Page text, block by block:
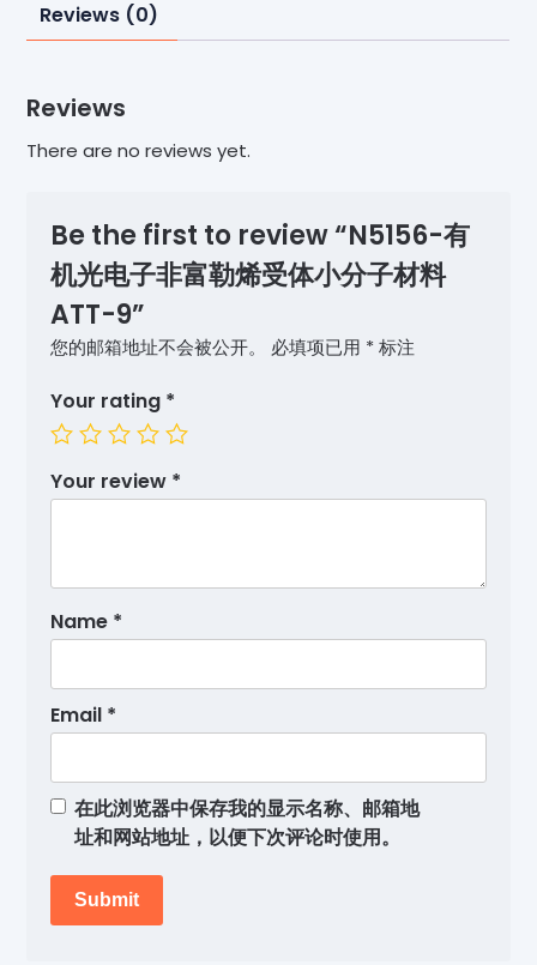
Reviews (0)
Reviews
There are no reviews yet.
Be the first to review “N5156-有
机光电子非富勒烯受体小分子材料
ATT-9”
您的邮箱地址不会被公开。 必填项已用 *标注
Your rating *
Your review *
Name *
Email *
在此浏览器中保存我的显示名称、邮箱地
址和网站地址，以便下次评论时使用。